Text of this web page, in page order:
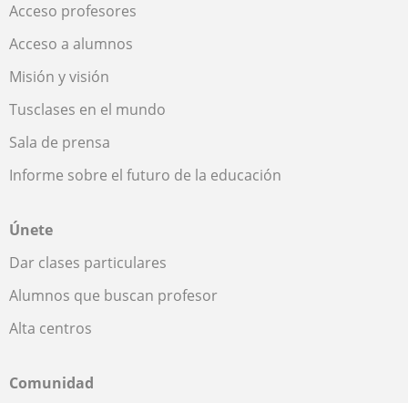
Acceso profesores
Acceso a alumnos
Misión y visión
Tusclases en el mundo
Sala de prensa
Informe sobre el futuro de la educación
Únete
Dar clases particulares
Alumnos que buscan profesor
Alta centros
Comunidad